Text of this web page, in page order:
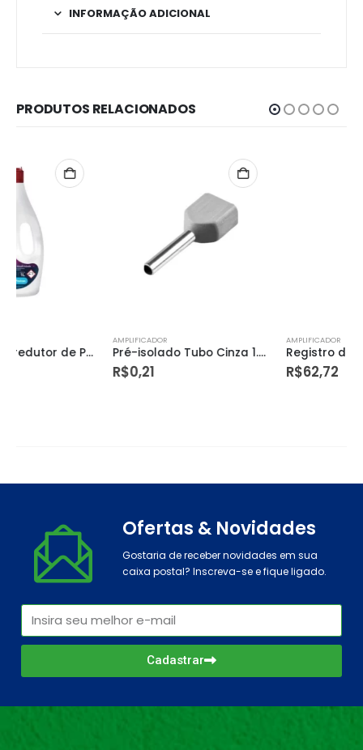
INFORMAÇÃO ADICIONAL
PRODUTOS RELACIONADOS
Pré-isolado Tubo Cinza 1.0 a 4.0mm – Germer Registro de Esfera em Pvc Roscável 1.1/2” – Amanco
Ofertas & Novidades
Gostaria de receber novidades em sua
caixa postal? Inscreva-se e fique ligado.
Cadastrar